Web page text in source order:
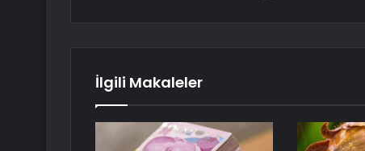
İlgili Makaleler